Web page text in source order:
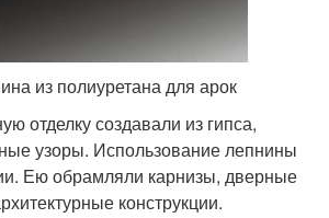
из полиуретана для арок
отделку создавали из гипса,
узоры. Использование лепнины
Ею обрамляли карнизы, дверные
конструкции.